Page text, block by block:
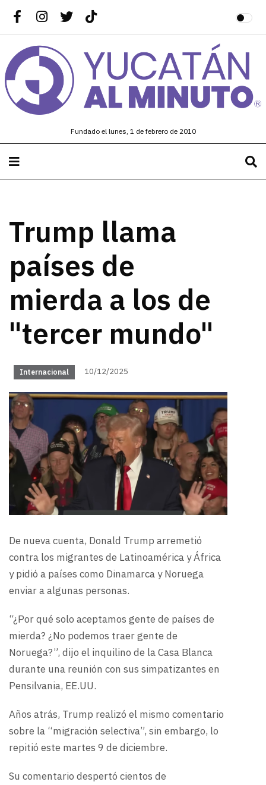
Fundado el lunes, 1 de febrero de 2010
Trump llama
países de
mierda a los de
"tercer mundo"
Internacional 10/12/2025
De nueva cuenta, Donald Trump arremetió
contra los migrantes de Latinoamérica y África
y pidió a países como Dinamarca y Noruega
enviar a algunas personas.
“¿Por qué solo aceptamos gente de países de
mierda? ¿No podemos traer gente de
Noruega?”, dijo el inquilino de la Casa Blanca
durante una reunión con sus simpatizantes en
Pensilvania, EE.UU.
Años atrás, Trump realizó el mismo comentario
sobre la “migración selectiva”, sin embargo, lo
repitió este martes 9 de diciembre.
Su comentario despertó cientos de